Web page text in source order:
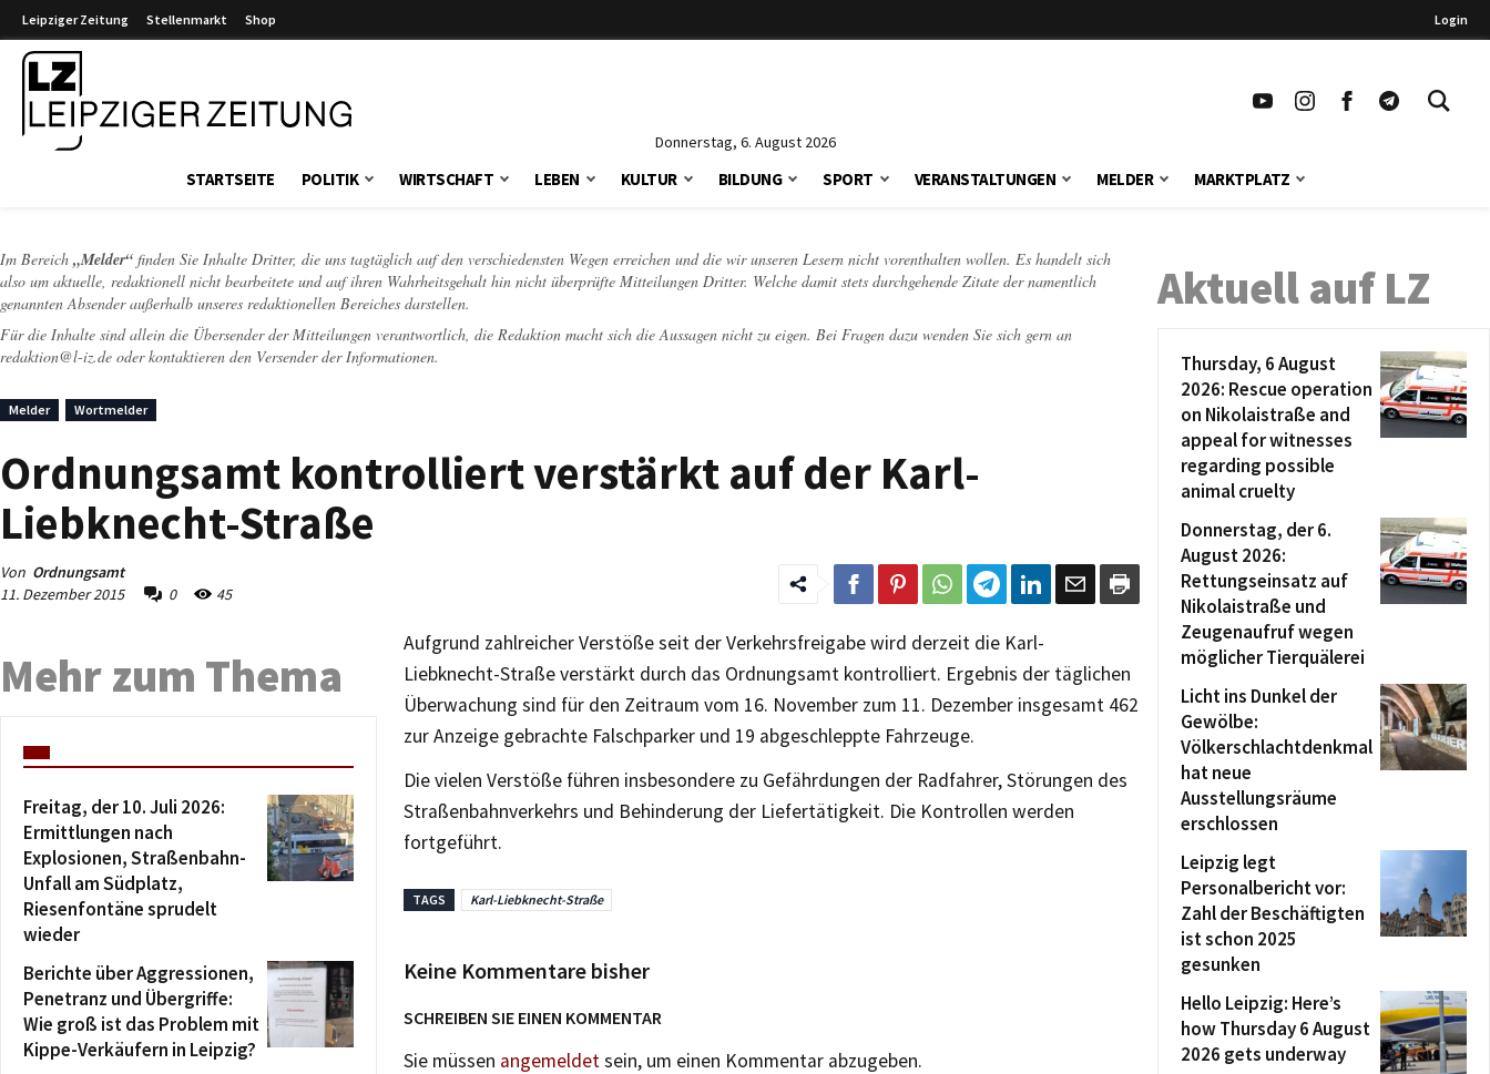
Leipziger Zeitung Stellenmarkt Shop Login
Donnerstag, 6. August 2026
STARTSEITE POLITIK WIRTSCHAFT LEBEN KULTUR BILDUNG SPORT VERANSTALTUNGEN MELDER MARKTPLATZ
Im Bereich „Melder“ finden Sie Inhalte Dritter, die uns tagtäglich auf den verschiedensten Wegen erreichen und die wir unseren Lesern nicht vorenthalten wollen. Es handelt sich
also um aktuelle, redaktionell nicht bearbeitete und auf ihren Wahrheitsgehalt hin nicht überprüfte Mitteilungen Dritter. Welche damit stets durchgehende Zitate der namentlich
genannten Absender außerhalb unseres redaktionellen Bereiches darstellen.
Für die Inhalte sind allein die Übersender der Mitteilungen verantwortlich, die Redaktion macht sich die Aussagen nicht zu eigen. Bei Fragen dazu wenden Sie sich gern an
redaktion@l-iz.de oder kontaktieren den Versender der Informationen.
Melder Wortmelder
Ordnungsamt kontrolliert verstärkt auf der Karl-
Liebknecht-Straße
Von Ordnungsamt
11. Dezember 2015
0 45
Aufgrund zahlreicher Verstöße seit der Verkehrsfreigabe wird derzeit die Karl-
Liebknecht-Straße verstärkt durch das Ordnungsamt kontrolliert. Ergebnis der täglichen
Überwachung sind für den Zeitraum vom 16. November zum 11. Dezember insgesamt 462
zur Anzeige gebrachte Falschparker und 19 abgeschleppte Fahrzeuge.
Die vielen Verstöße führen insbesondere zu Gefährdungen der Radfahrer, Störungen des
Straßenbahnverkehrs und Behinderung der Liefertätigkeit. Die Kontrollen werden
fortgeführt.
TAGS Karl-Liebknecht-Straße
Keine Kommentare bisher
SCHREIBEN SIE EINEN KOMMENTAR
Sie müssen angemeldetsein, um einen Kommentar abzugeben.
Mehr zum Thema
Freitag, der 10. Juli 2026:
Ermittlungen nach
Explosionen, Straßenbahn-
Unfall am Südplatz,
Riesenfontäne sprudelt
wieder
Berichte über Aggressionen,
Penetranz und Übergriffe:
Wie groß ist das Problem mit
Kippe-Verkäufern in Leipzig?
Aktuell auf LZ
Thursday, 6 August
2026: Rescue operation
on Nikolaistraße and
appeal for witnesses
regarding possible
animal cruelty
Donnerstag, der 6.
August 2026:
Rettungseinsatz auf
Nikolaistraße und
Zeugenaufruf wegen
möglicher Tierquälerei
Licht ins Dunkel der
Gewölbe:
Völkerschlachtdenkmal
hat neue
Ausstellungsräume
erschlossen
Leipzig legt
Personalbericht vor:
Zahl der Beschäftigten
ist schon 2025
gesunken
Hello Leipzig: Here’s
how Thursday 6 August
2026 gets underway